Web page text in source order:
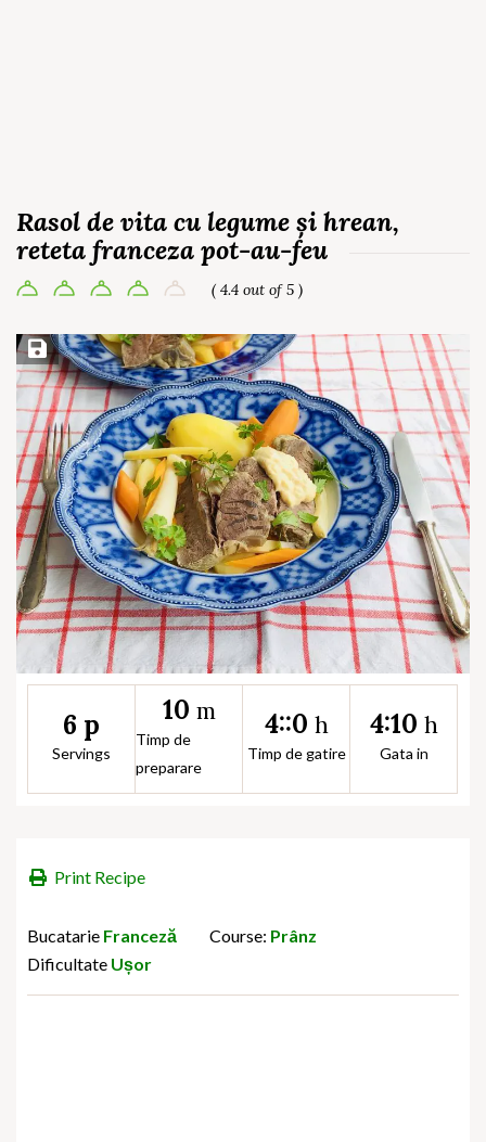
Rasol de vita cu legume și hrean,
reteta franceza pot-au-feu
( 4.4 out of 5 )
Save Recipe
6 p
Servings
10 m
Timp de
preparare
4::0 h
Timp de gatire
4:10 h
Gata in
Print Recipe
Bucatarie Franceză Course: Prânz
Dificultate Ușor